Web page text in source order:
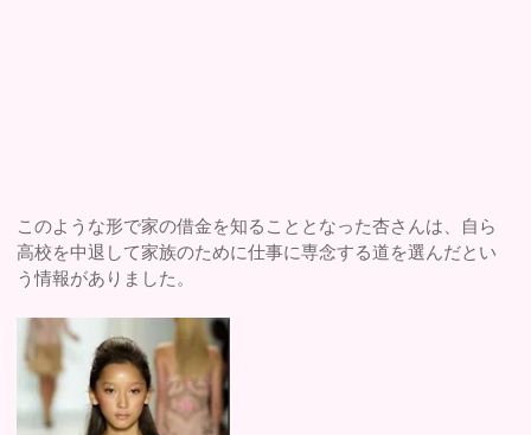
このような形で家の借金を知ることとなった杏さんは、自ら
高校を中退して家族のために仕事に専念する道を選んだとい
う情報がありました。